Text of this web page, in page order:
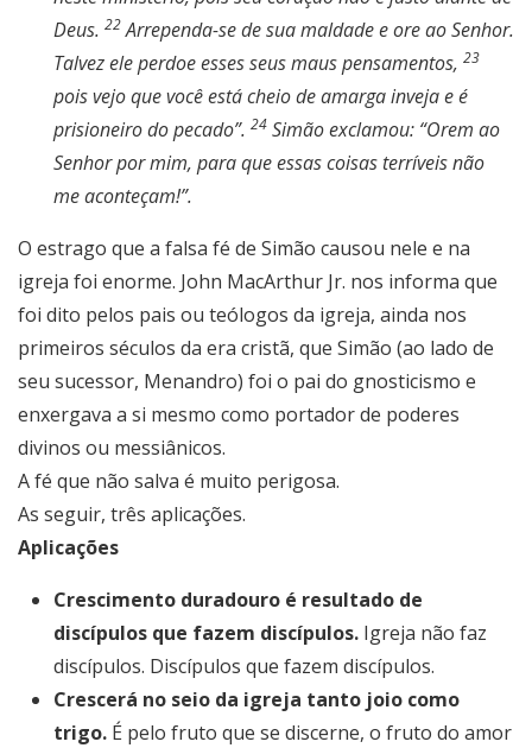
Deus. 22Arrependa-se de sua maldade e ore ao Senhor.
Talvez ele perdoe esses seus maus pensamentos, 23
pois vejo que você está cheio de amarga inveja e é
prisioneiro do pecado”. 24 Simão exclamou: “Orem ao
Senhor por mim, para que essas coisas terríveis não
me aconteçam!”.
O estrago que a falsa fé de Simão causou nele e na
igreja foi enorme. John MacArthur Jr. nos informa que
foi dito pelos pais ou teólogos da igreja, ainda nos
primeiros séculos da era cristã, que Simão (ao lado de
seu sucessor, Menandro) foi o pai do gnosticismo e
enxergava a si mesmo como portador de poderes
divinos ou messiânicos.
A fé que não salva é muito perigosa.
As seguir, três aplicações.
Aplicações
Crescimento duradouro é resultado de
discípulos que fazem discípulos. Igreja não faz
discípulos. Discípulos que fazem discípulos.
Crescerá no seio da igreja tanto joio como
trigo. É pelo fruto que se discerne, o fruto do amor